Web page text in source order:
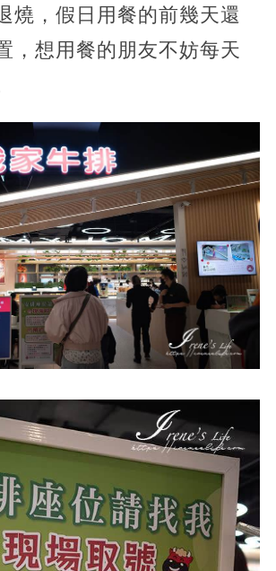
燒，假日用餐的前幾天還
，想用餐的朋友不妨每天